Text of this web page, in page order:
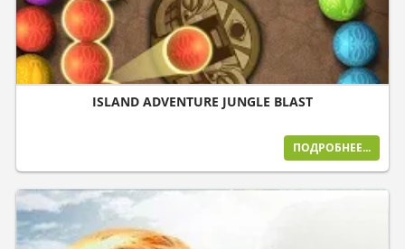
ISLAND ADVENTURE JUNGLE BLAST
ПОДРОБНЕЕ...